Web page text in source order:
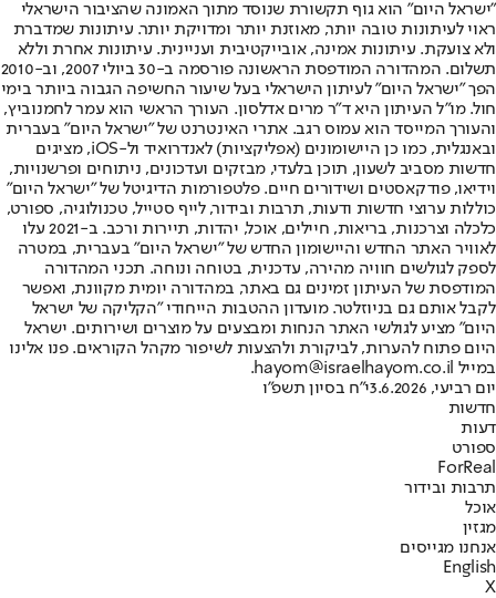
"ישראל היום" הוא גוף תקשורת שנוסד מתוך האמונה שהציבור הישראלי
ראוי לעיתונות טובה יותר, מאוזנת יותר ומדויקת יותר. עיתונות שמדברת
ולא צועקת. עיתונות אמינה, אובייקטיבית ועניינית. עיתונות אחרת וללא
תשלום. המהדורה המודפסת הראשונה פורסמה ב-30 ביולי 2007, וב-2010
הפך "ישראל היום" לעיתון הישראלי בעל שיעור החשיפה הגבוה ביותר בימי
חול. מו"ל העיתון היא ד"ר מרים אדלסון. העורך הראשי הוא עמר לחמנוביץ,
והעורך המייסד הוא עמוס רגב. אתרי האינטרנט של "ישראל היום" בעברית
ובאנגלית, כמו כן היישומונים (אפליקציות) לאנדרואיד ול-iOS, מציגים
חדשות מסביב לשעון, תוכן בלעדי, מבזקים ועדכונים, ניתוחים ופרשנויות,
וידיאו, פודקאסטים ושידורים חיים. פלטפורמות הדיגיטל של "ישראל היום"
כוללות ערוצי חדשות ודעות, תרבות ובידור, לייף סטייל, טכנולוגיה, ספורט,
כלכלה וצרכנות, בריאות, חיילים, אוכל, יהדות, תיירות ורכב. ב-2021 עלו
לאוויר האתר החדש והיישומון החדש של "ישראל היום" בעברית, במטרה
לספק לגולשים חוויה מהירה, עדכנית, בטוחה ונוחה. תכני המהדורה
המודפסת של העיתון זמינים גם באתר, במהדורה יומית מקוונת, ואפשר
לקבל אותם גם בניוזלטר. מועדון ההטבות הייחודי "הקליקה של ישראל
היום" מציע לגולשי האתר הנחות ומבצעים על מוצרים ושירותים. ישראל
היום פתוח להערות, לביקורת ולהצעות לשיפור מקהל הקוראים. פנו אלינו
במייל hayom@israelhayom.co.il.
יום רביעי, 3.6.2026
י"ח בסיון תשפ"ו
חדשות
דעות
ספורט
ForReal
תרבות ובידור
אוכל
מגזין
אנחנו מגייסים
English
X